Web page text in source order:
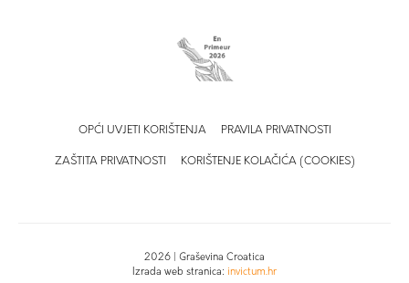
OPĆI UVJETI KORIŠTENJA PRAVILA PRIVATNOSTI
ZAŠTITA PRIVATNOSTI KORIŠTENJE KOLAČIĆA (COOKIES)
2026 | Graševina Croatica
Izrada web stranica: invictum.hr